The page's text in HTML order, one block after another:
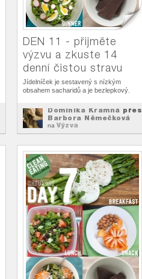
DEN 11 - přijměte
výzvu a zkuste 14
denní čistou stravu
Jídelníček je sestavený s nízkým
obsahem sacharidů a je bezlepkový.
Dominika Kramná přes
Barbora Němečková
na Výzva